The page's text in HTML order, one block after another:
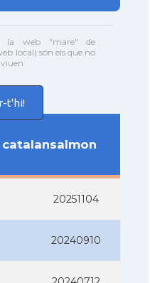
la web "mare" de
local) són els que no
t'hi!
20251104
20240910